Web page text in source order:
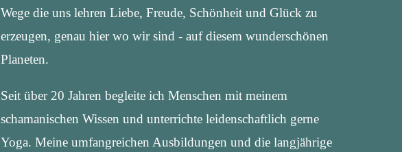
Wege die uns lehren Liebe, Freude, Schönheit und Glück zu
erzeugen, genau hier wo wir sind - auf diesem wunderschönen
Planeten.
Seit über 20 Jahren begleite ich Menschen mit meinem
schamanischen Wissen und unterrichte leidenschaftlich gerne
Yoga. Meine umfangreichen Ausbildungen und die langjährige